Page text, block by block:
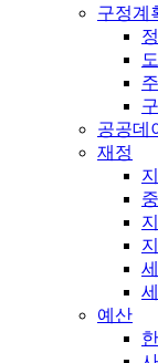
구정계
공공데
재정
예산